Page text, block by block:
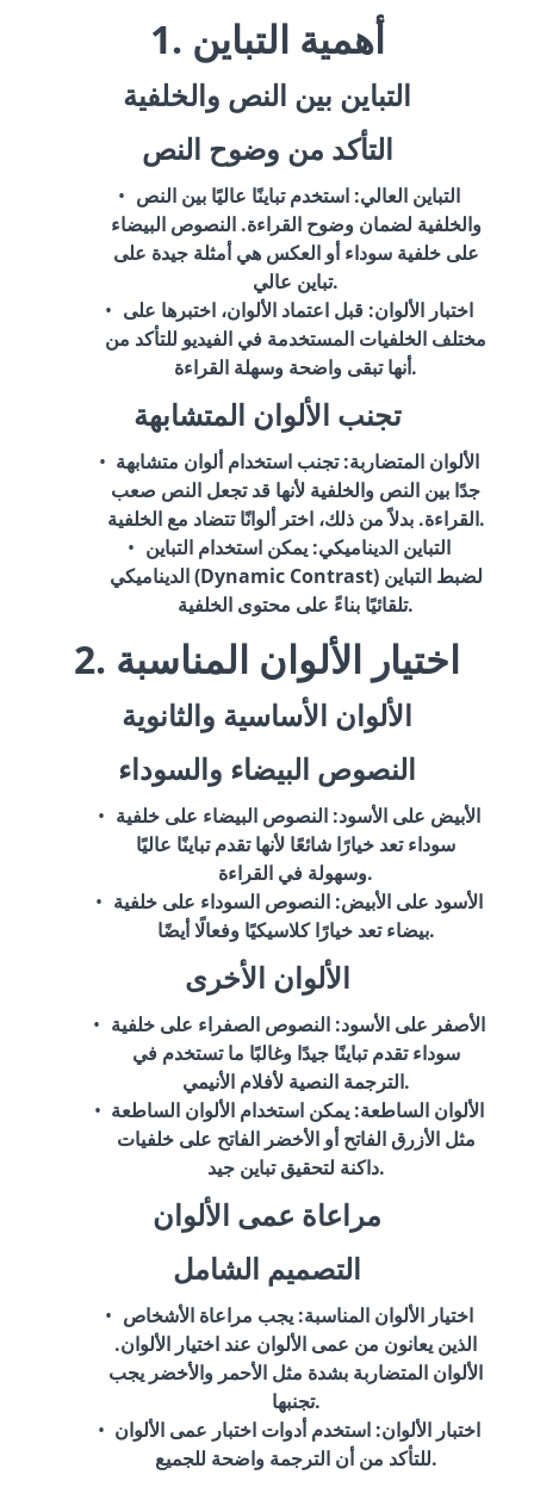
1. أهمية التباين
التباين بين النص والخلفية
التأكد من وضوح النص
التباين العالي: استخدم تباينًا عاليًا بين النص
والخلفية لضمان وضوح القراءة. النصوص البيضاء
على خلفية سوداء أو العكس هي أمثلة جيدة على
تباين عالي.
اختبار الألوان: قبل اعتماد الألوان، اختبرها على
مختلف الخلفيات المستخدمة في الفيديو للتأكد من
أنها تبقى واضحة وسهلة القراءة.
تجنب الألوان المتشابهة
الألوان المتضاربة: تجنب استخدام ألوان متشابهة
جدًا بين النص والخلفية لأنها قد تجعل النص صعب
القراءة. بدلاً من ذلك، اختر ألوانًا تتضاد مع الخلفية.
التباين الديناميكي: يمكن استخدام التباين
الديناميكي (Dynamic Contrast) لضبط التباين
تلقائيًا بناءً على محتوى الخلفية.
2. اختيار الألوان المناسبة
الألوان الأساسية والثانوية
النصوص البيضاء والسوداء
الأبيض على الأسود: النصوص البيضاء على خلفية
سوداء تعد خيارًا شائعًا لأنها تقدم تباينًا عاليًا
وسهولة في القراءة.
الأسود على الأبيض: النصوص السوداء على خلفية
بيضاء تعد خيارًا كلاسيكيًا وفعالًا أيضًا.
الألوان الأخرى
الأصفر على الأسود: النصوص الصفراء على خلفية
سوداء تقدم تباينًا جيدًا وغالبًا ما تستخدم في
الترجمة النصية لأفلام الأنيمي.
الألوان الساطعة: يمكن استخدام الألوان الساطعة
مثل الأزرق الفاتح أو الأخضر الفاتح على خلفيات
داكنة لتحقيق تباين جيد.
مراعاة عمى الألوان
التصميم الشامل
اختيار الألوان المناسبة: يجب مراعاة الأشخاص
الذين يعانون من عمى الألوان عند اختيار الألوان.
الألوان المتضاربة بشدة مثل الأحمر والأخضر يجب
تجنبها.
اختبار الألوان: استخدم أدوات اختبار عمى الألوان
للتأكد من أن الترجمة واضحة للجميع.